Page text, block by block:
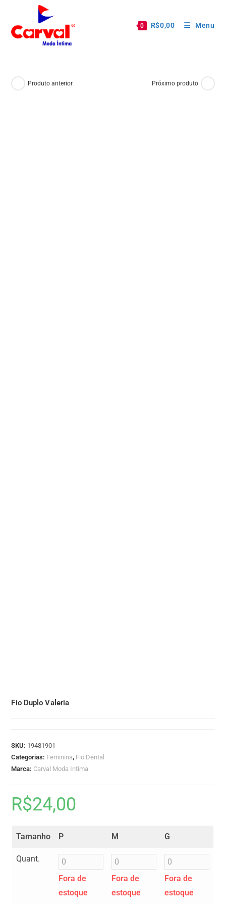
0 R$0,00 Menu
Produto anterior Próximo produto
Fio Duplo Valeria
SKU: 19481901
Categorias: Feminina, Fio Dental
Marca: Carval Moda Intima
R$24,00
Tamanho P M G
Quant.
Fora de
estoque
Fora de
estoque
Fora de
estoque